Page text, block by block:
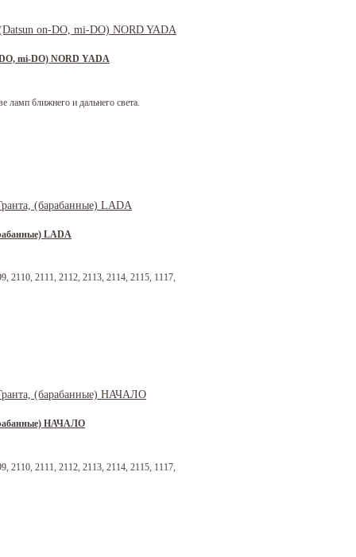
mi-DO) NORD YADA
ближнего и дальнего света.
LADA
2110, 2111, 2112, 2113, 2114, 2115, 1117,
НАЧАЛО
2110, 2111, 2112, 2113, 2114, 2115, 1117,